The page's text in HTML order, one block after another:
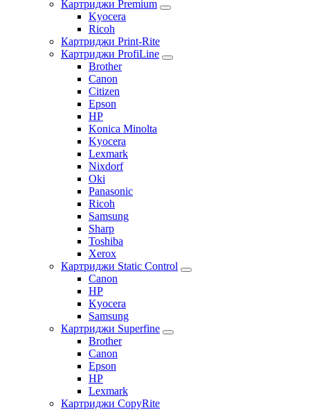
Картриджи Premium
Kyocera
Ricoh
Картриджи Print-Rite
Картриджи ProfiLine
Brother
Canon
Citizen
Epson
HP
Konica Minolta
Kyocera
Lexmark
Nixdorf
Oki
Panasonic
Ricoh
Samsung
Sharp
Toshiba
Xerox
Картриджи Static Control
Canon
HP
Kyocera
Samsung
Картриджи Superfine
Brother
Canon
Epson
HP
Lexmark
Картриджи CopyRite